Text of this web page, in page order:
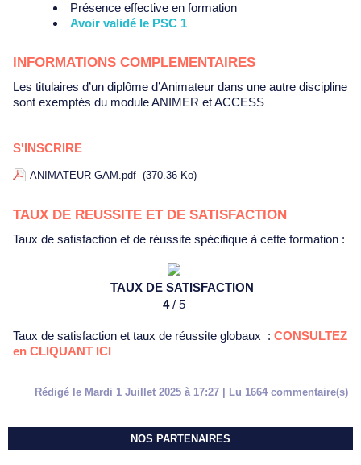
Présence effective en formation
Avoir validé le PSC 1
INFORMATIONS COMPLEMENTAIRES
Les titulaires d’un diplôme d’Animateur dans une autre discipline
sont exemptés du module ANIMER et ACCESS
S'INSCRIRE
ANIMATEUR GAM.pdf (370.36 Ko)
TAUX DE REUSSITE ET DE SATISFACTION
Taux de satisfaction et de réussite spécifique à cette formation :
TAUX DE SATISFACTION
4/ 5
Taux de satisfaction et taux de réussite globaux : CONSULTEZ
en CLIQUANT ICI
Rédigé le Mardi 1 Juillet 2025 à 17:27 | Lu 1664 commentaire(s)
NOS PARTENAIRES